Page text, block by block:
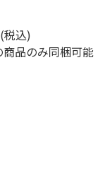
税込)
商品のみ同梱可能